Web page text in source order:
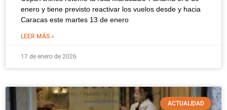
enero y tiene previsto reactivar los vuelos desde y hacia
Caracas este martes 13 de enero
LEER MÁS »
17 de enero de 2026
ACTUALIDAD